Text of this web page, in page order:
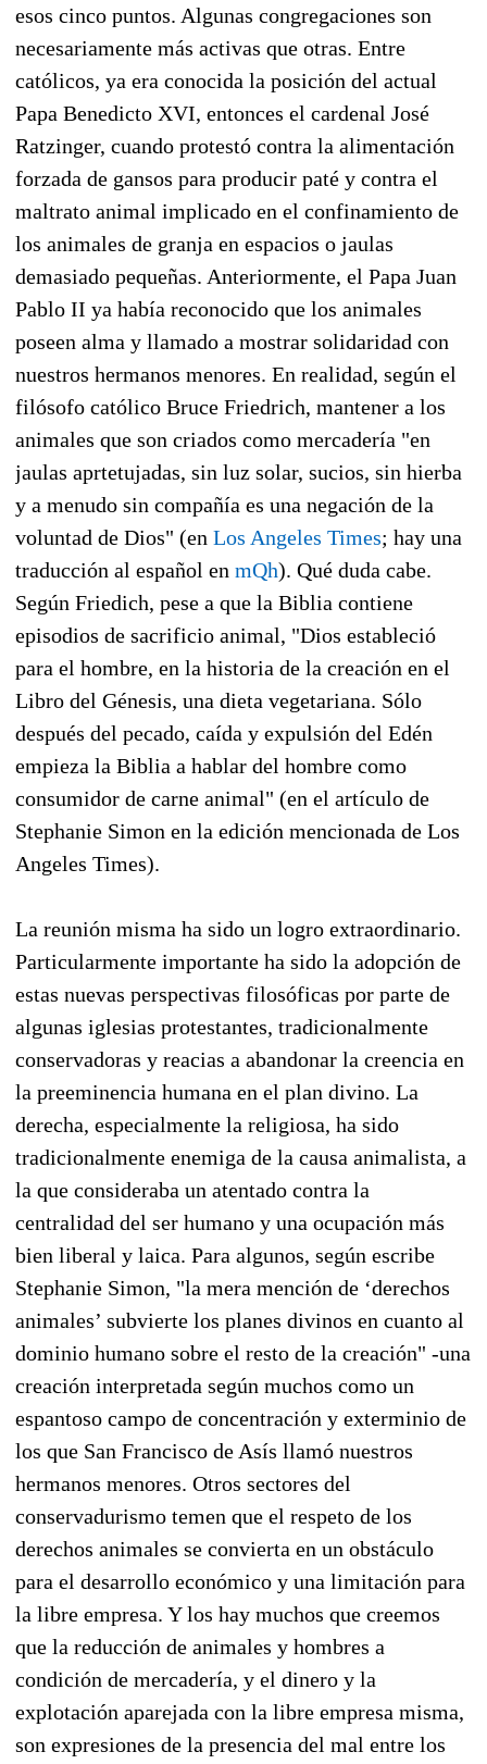
esos cinco puntos. Algunas congregaciones son
necesariamente más activas que otras. Entre
católicos, ya era conocida la posición del actual
Papa Benedicto XVI, entonces el cardenal José
Ratzinger, cuando protestó contra la alimentación
forzada de gansos para producir paté y contra el
maltrato animal implicado en el confinamiento de
los animales de granja en espacios o jaulas
demasiado pequeñas. Anteriormente, el Papa Juan
Pablo II ya había reconocido que los animales
poseen alma y llamado a mostrar solidaridad con
nuestros hermanos menores. En realidad, según el
filósofo católico Bruce Friedrich, mantener a los
animales que son criados como mercadería "en
jaulas aprtetujadas, sin luz solar, sucios, sin hierba
y a menudo sin compañía es una negación de la
voluntad de Dios" (en Los Angeles Times; hay una
traducción al español en mQh). Qué duda cabe.
Según Friedich, pese a que la Biblia contiene
episodios de sacrificio animal, "Dios estableció
para el hombre, en la historia de la creación en el
Libro del Génesis, una dieta vegetariana. Sólo
después del pecado, caída y expulsión del Edén
empieza la Biblia a hablar del hombre como
consumidor de carne animal" (en el artículo de
Stephanie Simon en la edición mencionada de Los
Angeles Times).
La reunión misma ha sido un logro extraordinario.
Particularmente importante ha sido la adopción de
estas nuevas perspectivas filosóficas por parte de
algunas iglesias protestantes, tradicionalmente
conservadoras y reacias a abandonar la creencia en
la preeminencia humana en el plan divino. La
derecha, especialmente la religiosa, ha sido
tradicionalmente enemiga de la causa animalista, a
la que consideraba un atentado contra la
centralidad del ser humano y una ocupación más
bien liberal y laica. Para algunos, según escribe
Stephanie Simon, "la mera mención de ‘derechos
animales’ subvierte los planes divinos en cuanto al
dominio humano sobre el resto de la creación" -una
creación interpretada según muchos como un
espantoso campo de concentración y exterminio de
los que San Francisco de Asís llamó nuestros
hermanos menores. Otros sectores del
conservadurismo temen que el respeto de los
derechos animales se convierta en un obstáculo
para el desarrollo económico y una limitación para
la libre empresa. Y los hay muchos que creemos
que la reducción de animales y hombres a
condición de mercadería, y el dinero y la
explotación aparejada con la libre empresa misma,
son expresiones de la presencia del mal entre los